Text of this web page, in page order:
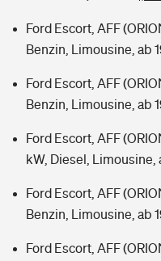
Ford Escort, AFF
Benzin, Limousine, ab
Ford Escort, AFF
Benzin, Limousine, ab
Ford Escort, AFF
kW, Diesel, Limousine,
Ford Escort, AFF
Benzin, Limousine, ab
Ford Escort, AFF